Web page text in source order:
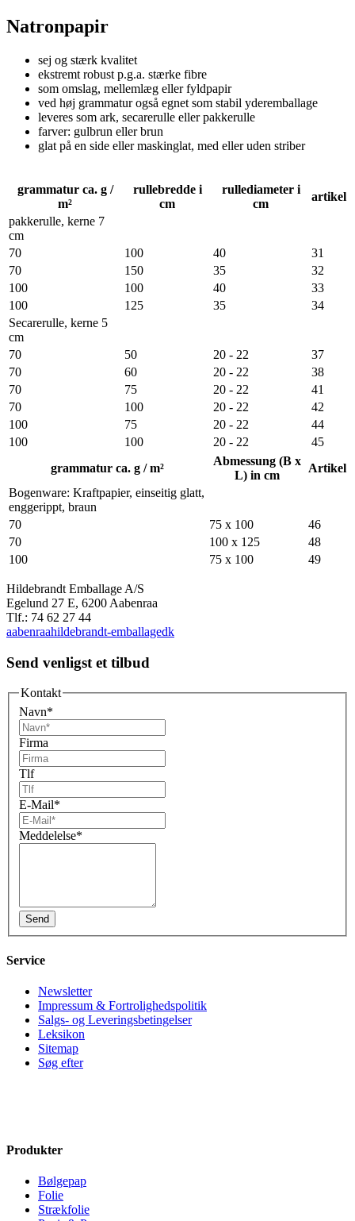
Natronpapir
sej og stærk kvalitet
ekstremt robust p.g.a. stærke fibre
som omslag, mellemlæg eller fyldpapir
ved høj grammatur også egnet som stabil yderemballage
leveres som ark, secarerulle eller pakkerulle
farver: gulbrun eller brun
glat på en side eller maskinglat, med eller uden striber
grammatur ca. g /
m²
rullebredde i
cm
rullediameter i
cm
artikel
pakkerulle, kerne 7
cm
70
100 40
31
70
150 35
32
100
100 40
33
100
125 35
34
Secarerulle, kerne 5
cm
70
50 20 - 22
37
70
60 20 - 22
38
70
75 20 - 22
41
70
100 20 - 22
42
100
75 20 - 22
44
100
100 20 - 22
45
grammatur ca. g / m²
Abmessung (B x
L) in cm
Artikel
Bogenware: Kraftpapier, einseitig glatt,
enggerippt, braun
70
75 x 100
46
70
100 x 125
48
100
75 x 100 49
Hildebrandt Emballage A/S
Egelund 27 E, 6200 Aabenraa
Tlf.: 74 62 27 44
aabenraahildebrandt-emballagedk
Send venligst et tilbud
Kontakt
Navn*
Firma
Tlf
E-Mail*
Meddelelse*
Service
Newsletter
Impressum & Fortrolighedspolitik
Salgs- og Leveringsbetingelser
Leksikon
Sitemap
Søg efter
Produkter
Bølgepap
Folie
Strækfolie